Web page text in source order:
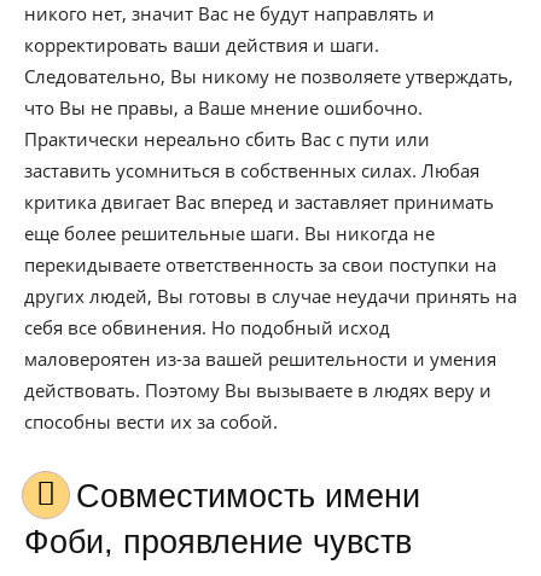
никого нет, значит Вас не будут направлять и
корректировать ваши действия и шаги.
Следовательно, Вы никому не позволяете утверждать,
что Вы не правы, а Ваше мнение ошибочно.
Практически нереально сбить Вас с пути или
заставить усомниться в собственных силах. Любая
критика двигает Вас вперед и заставляет принимать
еще более решительные шаги. Вы никогда не
перекидываете ответственность за свои поступки на
других людей, Вы готовы в случае неудачи принять на
себя все обвинения. Но подобный исход
маловероятен из-за вашей решительности и умения
действовать. Поэтому Вы вызываете в людях веру и
способны вести их за собой.
Совместимость имени
Фоби, проявление чувств